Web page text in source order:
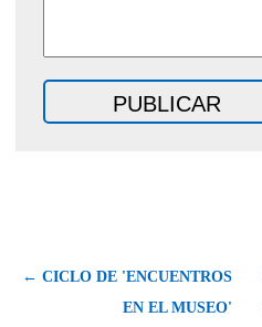
← CICLO DE 'ENCUENTROS
EN EL MUSEO'